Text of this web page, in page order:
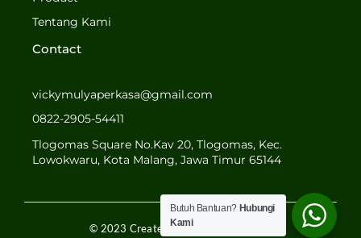
Tentang Kami
Contact
vickymulyaperkasa@gmail.com
0822-2905-54411
Tlogomas Square No.Kav 20, Tlogomas, Kec.
Lowokwaru, Kota Malang, Jawa Timur 65144
© 2023 Created by MULYA PERKASA
Butuh Bantuan? Hubungi
Kami